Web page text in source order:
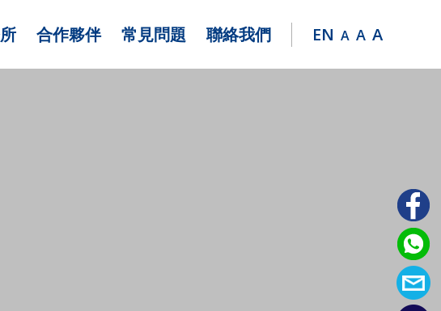
合作夥伴 常見問題 聯絡我們 EN A A A